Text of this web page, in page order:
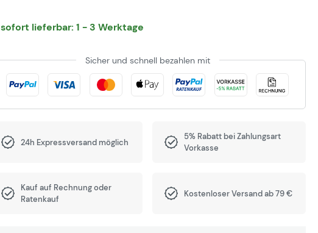
sofort lieferbar: 1 - 3 Werktage
Sicher und schnell bezahlen mit
24h Expressversand möglich
5% Rabatt bei Zahlungsart
Vorkasse
Kauf auf Rechnung oder
Ratenkauf
Kostenloser Versand ab 79 €